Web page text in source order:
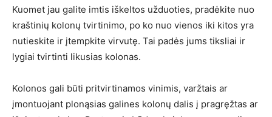
Kuomet jau galite imtis iškeltos užduoties, pradėkite nuo
kraštinių kolonų tvirtinimo, po ko nuo vienos iki kitos yra
nutieskite ir įtempkite virvutę. Tai padės jums tiksliai ir
lygiai tvirtinti likusias kolonas.
Kolonos gali būti pritvirtinamos vinimis, varžtais ar
įmontuojant plonąsias galines kolonų dalis į pragręžtas ar